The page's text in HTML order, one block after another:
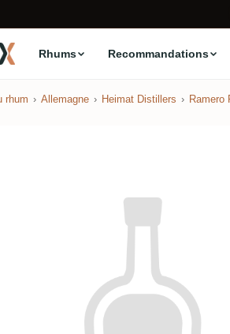
Rhums Recommandations
rhum Allemagne Heimat Distillers Ramero